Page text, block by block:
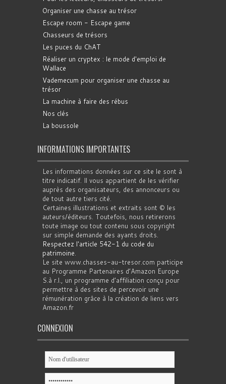
Organiser une chasse au trésor
Escape room - Escape game
Chasseurs de trésors
Les puces du ChAT
Réaliser un cryptex : le mode d'emploi de
Wallace
Vademecum pour organiser une chasse au
trésor
La machine à faire des rébus
Nos clés
La boussole
INFORMATIONS IMPORTANTES
Les informations données sur ce site le sont à
titre indicatif. Il vous appartient de les vérifier
auprès des organisateurs, des annonceurs ou
de tout autre tiers cité.
Certaines illustrations et extraits sont © les
auteurs/éditeurs. Toutefois, nous retirerons
toute image ou tout contenu sous copyright
sur simple demande des ayants droits.
Respectez l'article 542-1 du code du
patrimoine.
Le site www.chasses-au-tresor.com participe
au Programme Partenaires d’Amazon Europe
S.à r.l., un programme d’affiliation conçu pour
permettre à des sites de percevoir une
rémunération grâce à la création de liens vers
Amazon.fr
CONNEXION